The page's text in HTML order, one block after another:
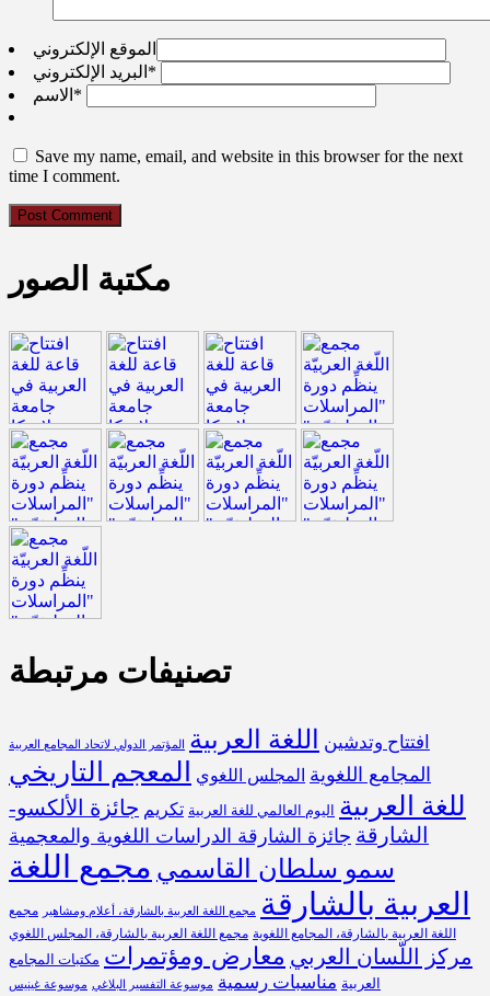
الموقع الإلكتروني
البريد الإلكتروني *
الاسم *
Save my name, email, and website in this browser for the next
time I comment.
مكتبة الصور
تصنيفات مرتبطة
افتتاح وتدشين اللغة العربية المؤتمر الدولي لاتحاد المجامع العربية
المجامع اللغوية المجلس اللغوي المعجم التاريخي
للغة العربية اليوم العالمي للغة العربية تكريم جائزة الألكسو-
الشارقة جائزة الشارقة الدراسات اللغوية والمعجمية
سمو سلطان القاسمي مجمع اللغة
العربية بالشارقة
مجمع اللغة العربية بالشارقة، أعلام ومشاهير
مجمع
اللغة العربية بالشارقة، المجامع اللغوية مجمع اللغة العربية بالشارقة، المجلس اللغوي
مركز اللّسان العربي معارض ومؤتمرات مكتبات المجامع
العربية مناسبات رسمية موسوعة التفسير البلاغي موسوعة غينيس